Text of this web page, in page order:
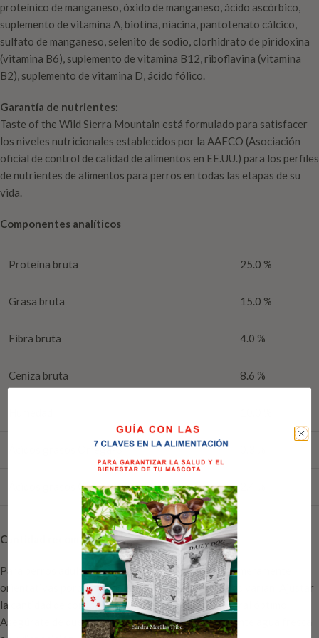
proteínico de manganeso, óxido de manganeso, ácido ascórbico,
suplemento de vitamina A, biotina, niacina, pantotenato cálcico,
sulfato de manganeso, selenito de sodio, clorhidrato de piridoxina
(vitamina B6), suplemento de vitamina B12, riboflavina (vitamina
B2), suplemento de vitamina D, ácido fólico.
Garantía de nutrientes:
Taste of the Wild Sierra Mountain está formulado para satisfacer
los niveles nutricionales establecidos por la AAFCO (Asociación
oficial de control de calidad de alimentos en EE.UU.) para los perfiles
de nutrientes de alimentos para perros en todas las etapas de su
vida.
Componentes analíticos
Proteína bruta 25.0 %
Grasa bruta 15.0 %
Fibra bruta 4.0 %
Ceniza bruta 8.6 %
Ácidos grasos Omega-3
Ácidos grasos Omega-6
Cantidad recomendada:
Para perros adultos: las siguientes cantidades son meramente
orientativas porque las necesidades de los animales varían. Ajustar
la cantidad de comida para conseguir el peso corporal óptimo.
Asegúrate de que tu mascota tenga siempre suficiente agua fresca